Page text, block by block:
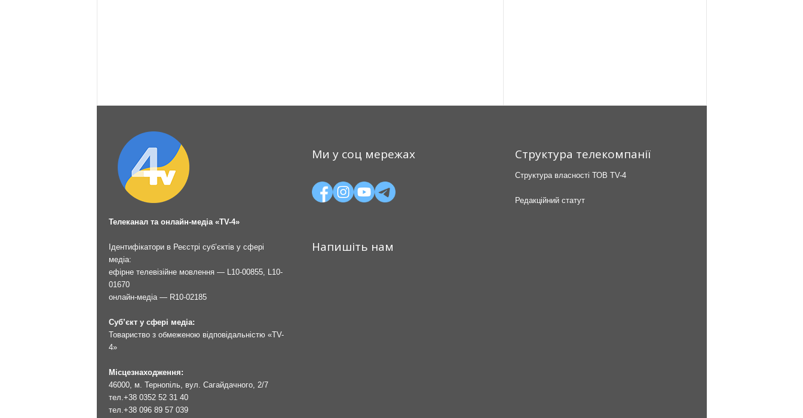
Телеканал та онлайн-медіа «TV-4»
Ідентифікатори в Реєстрі суб’єктів у сфері
медіа:
ефірне телевізійне мовлення — L10-00855, L10-
01670
онлайн-медіа — R10-02185
Суб’єкт у сфері медіа:
Товариство з обмеженою відповідальністю «TV-
4»
Місцезнаходження:
46000, м. Тернопіль, вул. Сагайдачного, 2/7
тел.+38 0352 52 31 40
тел.+38 096 89 57 039
Ми у соц мережах
Напишіть нам
Структура телекомпанії
Структура власності ТОВ TV-4
Редакційний статут